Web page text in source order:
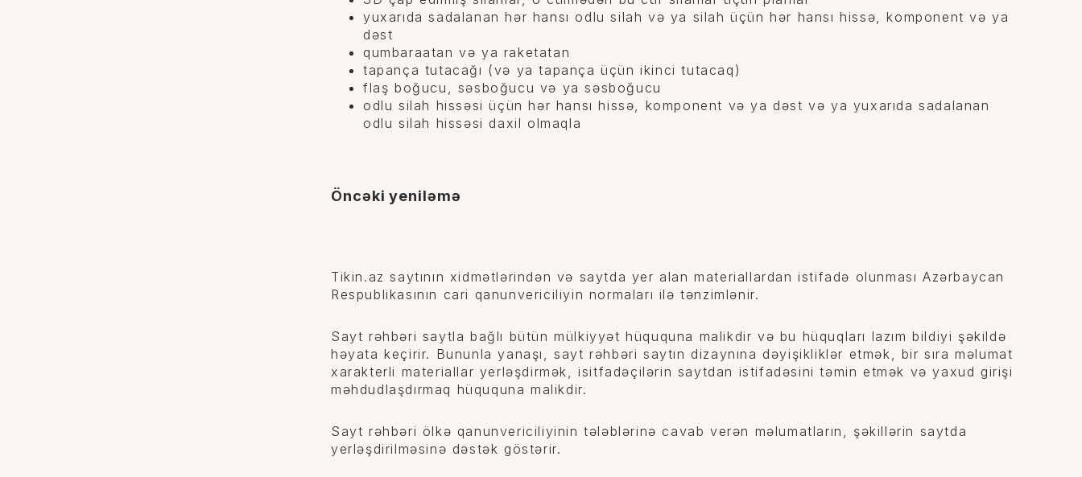
yuxarıda sadalanan hər hansı odlu silah və ya silah üçün hər hansı hissə, komponent və ya
dəst
qumbaraatan və ya raketatan
tapança tutacağı (və ya tapança üçün ikinci tutacaq)
flaş boğucu, səsboğucu və ya səsboğucu
odlu silah hissəsi üçün hər hansı hissə, komponent və ya dəst və ya yuxarıda sadalanan
odlu silah hissəsi daxil olmaqla
Öncəki yeniləmə
Tikin.az saytının xidmətlərindən və saytda yer alan materiallardan istifadə olunması Azərbaycan
Respublikasının cari qanunvericiliyin normaları ilə tənzimlənir.
Sayt rəhbəri saytla bağlı bütün mülkiyyət hüququna malikdir və bu hüquqları lazım bildiyi şəkildə
həyata keçirir. Bununla yanaşı, sayt rəhbəri saytın dizaynına dəyişikliklər etmək, bir sıra məlumat
xarakterli materiallar yerləşdirmək, isitfadəçilərin saytdan istifadəsini təmin etmək və yaxud girişi
məhdudlaşdırmaq hüququna malikdir.
Sayt rəhbəri ölkə qanunvericiliyinin tələblərinə cavab verən məlumatların, şəkillərin saytda
yerləşdirilməsinə dəstək göstərir.